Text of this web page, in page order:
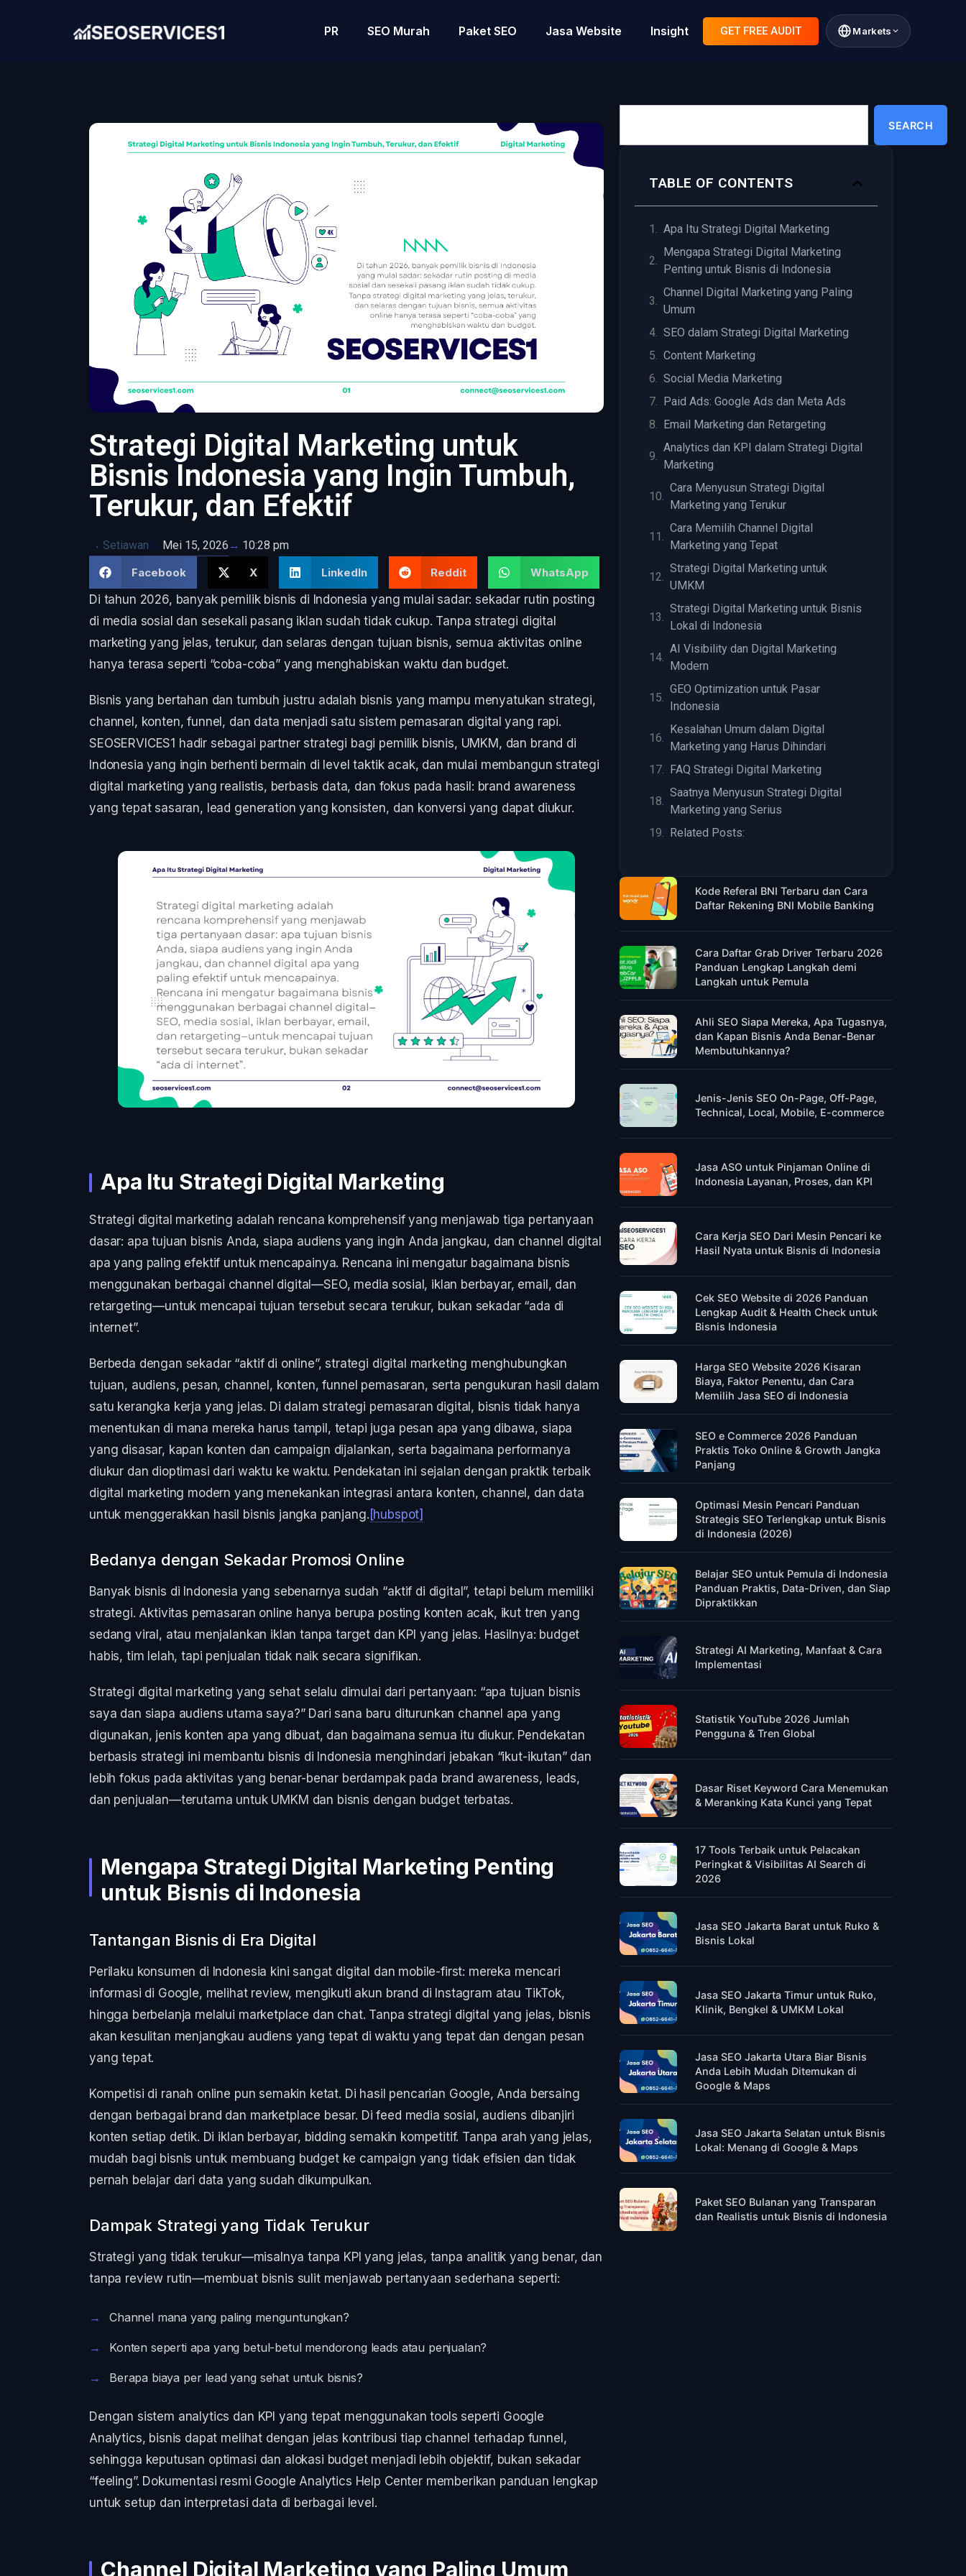
PR SEO Murah Paket SEO Jasa Website Insight GET FREE AUDIT Markets
Strategi Digital Marketing untuk
Bisnis Indonesia yang Ingin Tumbuh,
Terukur, dan Efektif
Setiawan Mei 15, 2026
10:28 pm
Facebook
X LinkedIn Reddit WhatsApp
Di tahun 2026, banyak pemilik bisnis di Indonesia yang mulai sadar: sekadar rutin posting
di media sosial dan sesekali pasang iklan sudah tidak cukup. Tanpa strategi digital
marketing yang jelas, terukur, dan selaras dengan tujuan bisnis, semua aktivitas online
hanya terasa seperti “coba-coba” yang menghabiskan waktu dan budget.
Bisnis yang bertahan dan tumbuh justru adalah bisnis yang mampu menyatukan strategi,
channel, konten, funnel, dan data menjadi satu sistem pemasaran digital yang rapi.
SEOSERVICES1 hadir sebagai partner strategi bagi pemilik bisnis, UMKM, dan brand di
Indonesia yang ingin berhenti bermain di level taktik acak, dan mulai membangun strategi
digital marketing yang realistis, berbasis data, dan fokus pada hasil: brand awareness
yang tepat sasaran, lead generation yang konsisten, dan konversi yang dapat diukur.
Apa Itu Strategi Digital Marketing
Strategi digital marketing adalah rencana komprehensif yang menjawab tiga pertanyaan
dasar: apa tujuan bisnis Anda, siapa audiens yang ingin Anda jangkau, dan channel digital
apa yang paling efektif untuk mencapainya. Rencana ini mengatur bagaimana bisnis
menggunakan berbagai channel digital—SEO, media sosial, iklan berbayar, email, dan
retargeting—untuk mencapai tujuan tersebut secara terukur, bukan sekadar “ada di
internet”.
Berbeda dengan sekadar “aktif di online”, strategi digital marketing menghubungkan
tujuan, audiens, pesan, channel, konten, funnel pemasaran, serta pengukuran hasil dalam
satu kerangka kerja yang jelas. Di dalam strategi pemasaran digital, bisnis tidak hanya
menentukan di mana mereka harus tampil, tetapi juga pesan apa yang dibawa, siapa
yang disasar, kapan konten dan campaign dijalankan, serta bagaimana performanya
diukur dan dioptimasi dari waktu ke waktu. Pendekatan ini sejalan dengan praktik terbaik
digital marketing modern yang menekankan integrasi antara konten, channel, dan data
untuk menggerakkan hasil bisnis jangka panjang. [hubspot]
Bedanya dengan Sekadar Promosi Online
Banyak bisnis di Indonesia yang sebenarnya sudah “aktif di digital”, tetapi belum memiliki
strategi. Aktivitas pemasaran online hanya berupa posting konten acak, ikut tren yang
sedang viral, atau menjalankan iklan tanpa target dan KPI yang jelas. Hasilnya: budget
habis, tim lelah, tapi penjualan tidak naik secara signifikan.
Strategi digital marketing yang sehat selalu dimulai dari pertanyaan: “apa tujuan bisnis
saya dan siapa audiens utama saya?” Dari sana baru diturunkan channel apa yang
digunakan, jenis konten apa yang dibuat, dan bagaimana semua itu diukur. Pendekatan
berbasis strategi ini membantu bisnis di Indonesia menghindari jebakan “ikut-ikutan” dan
lebih fokus pada aktivitas yang benar-benar berdampak pada brand awareness, leads,
dan penjualan—terutama untuk UMKM dan bisnis dengan budget terbatas.
Mengapa Strategi Digital Marketing Penting
untuk Bisnis di Indonesia
Tantangan Bisnis di Era Digital
Perilaku konsumen di Indonesia kini sangat digital dan mobile-first: mereka mencari
informasi di Google, melihat review, mengikuti akun brand di Instagram atau TikTok,
hingga berbelanja melalui marketplace dan chat. Tanpa strategi digital yang jelas, bisnis
akan kesulitan menjangkau audiens yang tepat di waktu yang tepat dan dengan pesan
yang tepat.
Kompetisi di ranah online pun semakin ketat. Di hasil pencarian Google, Anda bersaing
dengan berbagai brand dan marketplace besar. Di feed media sosial, audiens dibanjiri
konten setiap detik. Di iklan berbayar, bidding semakin kompetitif. Tanpa arah yang jelas,
mudah bagi bisnis untuk membuang budget ke campaign yang tidak efisien dan tidak
pernah belajar dari data yang sudah dikumpulkan.
Dampak Strategi yang Tidak Terukur
Strategi yang tidak terukur—misalnya tanpa KPI yang jelas, tanpa analitik yang benar, dan
tanpa review rutin—membuat bisnis sulit menjawab pertanyaan sederhana seperti:
Channel mana yang paling menguntungkan?
Konten seperti apa yang betul-betul mendorong leads atau penjualan?
Berapa biaya per lead yang sehat untuk bisnis?
Dengan sistem analytics dan KPI yang tepat menggunakan tools seperti Google
Analytics, bisnis dapat melihat dengan jelas kontribusi tiap channel terhadap funnel,
sehingga keputusan optimasi dan alokasi budget menjadi lebih objektif, bukan sekadar
“feeling”. Dokumentasi resmi Google Analytics Help Center memberikan panduan lengkap
untuk setup dan interpretasi data di berbagai level.
Channel Digital Marketing yang Paling Umum
SEARCH
TABLE OF CONTENTS
Apa Itu Strategi Digital Marketing
Mengapa Strategi Digital Marketing
Penting untuk Bisnis di Indonesia
Channel Digital Marketing yang Paling
Umum
SEO dalam Strategi Digital Marketing
Content Marketing
Social Media Marketing
Paid Ads: Google Ads dan Meta Ads
Email Marketing dan Retargeting
Analytics dan KPI dalam Strategi Digital
Marketing
Cara Menyusun Strategi Digital
Marketing yang Terukur
Cara Memilih Channel Digital
Marketing yang Tepat
Strategi Digital Marketing untuk
UMKM
Strategi Digital Marketing untuk Bisnis
Lokal di Indonesia
AI Visibility dan Digital Marketing
Modern
GEO Optimization untuk Pasar
Indonesia
Kesalahan Umum dalam Digital
Marketing yang Harus Dihindari
FAQ Strategi Digital Marketing
Saatnya Menyusun Strategi Digital
Marketing yang Serius
Related Posts:
Kode Referal BNI Terbaru dan Cara
Daftar Rekening BNI Mobile Banking
Cara Daftar Grab Driver Terbaru 2026
Panduan Lengkap Langkah demi
Langkah untuk Pemula
Ahli SEO Siapa Mereka, Apa Tugasnya,
dan Kapan Bisnis Anda Benar-Benar
Membutuhkannya?
Jenis-Jenis SEO On-Page, Off-Page,
Technical, Local, Mobile, E-commerce
Jasa ASO untuk Pinjaman Online di
Indonesia Layanan, Proses, dan KPI
Cara Kerja SEO Dari Mesin Pencari ke
Hasil Nyata untuk Bisnis di Indonesia
Cek SEO Website di 2026 Panduan
Lengkap Audit & Health Check untuk
Bisnis Indonesia
Harga SEO Website 2026 Kisaran
Biaya, Faktor Penentu, dan Cara
Memilih Jasa SEO di Indonesia
SEO e Commerce 2026 Panduan
Praktis Toko Online & Growth Jangka
Panjang
Optimasi Mesin Pencari Panduan
Strategis SEO Terlengkap untuk Bisnis
di Indonesia (2026)
Belajar SEO untuk Pemula di Indonesia
Panduan Praktis, Data-Driven, dan Siap
Dipraktikkan
Strategi AI Marketing, Manfaat & Cara
Implementasi
Statistik YouTube 2026 Jumlah
Pengguna & Tren Global
Dasar Riset Keyword Cara Menemukan
& Meranking Kata Kunci yang Tepat
17 Tools Terbaik untuk Pelacakan
Peringkat & Visibilitas AI Search di
2026
Jasa SEO Jakarta Barat untuk Ruko &
Bisnis Lokal
Jasa SEO Jakarta Timur untuk Ruko,
Klinik, Bengkel & UMKM Lokal
Jasa SEO Jakarta Utara Biar Bisnis
Anda Lebih Mudah Ditemukan di
Google & Maps
Jasa SEO Jakarta Selatan untuk Bisnis
Lokal: Menang di Google & Maps
Paket SEO Bulanan yang Transparan
dan Realistis untuk Bisnis di Indonesia